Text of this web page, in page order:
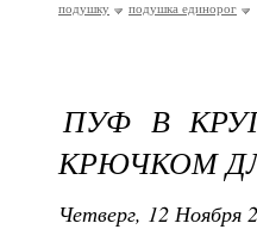
подушку
подушка единорог
ПУФ В
КРЮЧКОМ
Четверг, 12 Ноября